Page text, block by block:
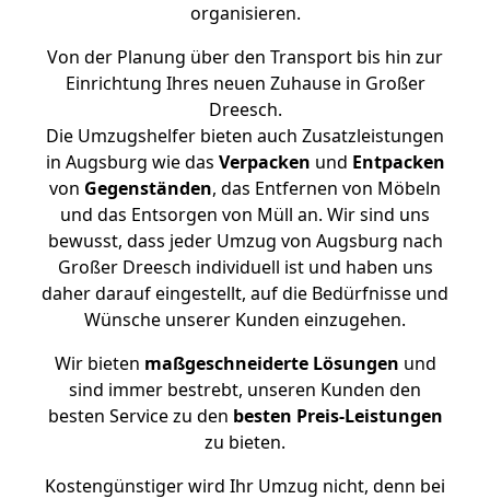
organisieren.
Von der Planung über den Transport bis hin zur
Einrichtung Ihres neuen Zuhause in Großer
Dreesch.
Die Umzugshelfer bieten auch Zusatzleistungen
in Augsburg wie das Verpacken und Entpacken
von Gegenständen, das Entfernen von Möbeln
und das Entsorgen von Müll an. Wir sind uns
bewusst, dass jeder Umzug von Augsburg nach
Großer Dreesch individuell ist und haben uns
daher darauf eingestellt, auf die Bedürfnisse und
Wünsche unserer Kunden einzugehen.
Wir bieten maßgeschneiderte Lösungen und
sind immer bestrebt, unseren Kunden den
besten Service zu den besten Preis-Leistungen
zu bieten.
Kostengünstiger wird Ihr Umzug nicht, denn bei